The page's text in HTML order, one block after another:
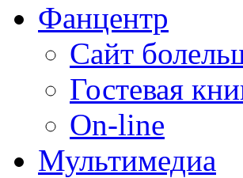
Фанцентр
Сайт
Гостевая
On-line
Мультимедиа